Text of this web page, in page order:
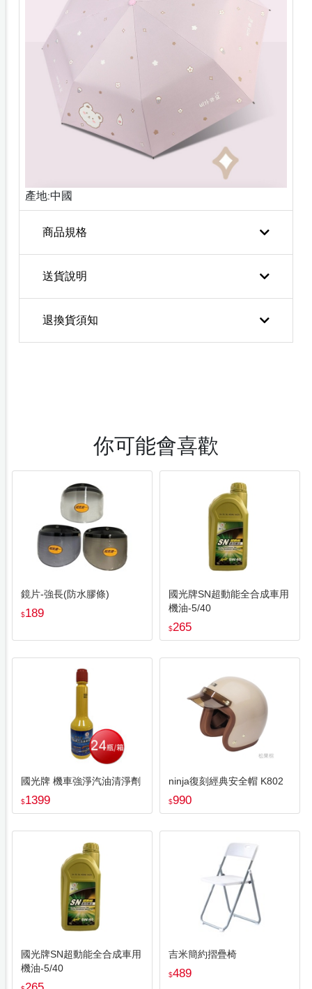
產地:中國
商品規格
送貨說明
退換貨須知
你可能會喜歡
鏡片-強長(防水膠條)
$189
國光牌SN超動能全合成車用
機油-5/40
$265
國光牌 機車強淨汽油清淨劑
$1399
ninja復刻經典安全帽 K802
$990
國光牌SN超動能全合成車用
機油-5/40
吉米簡約摺疊椅
$489